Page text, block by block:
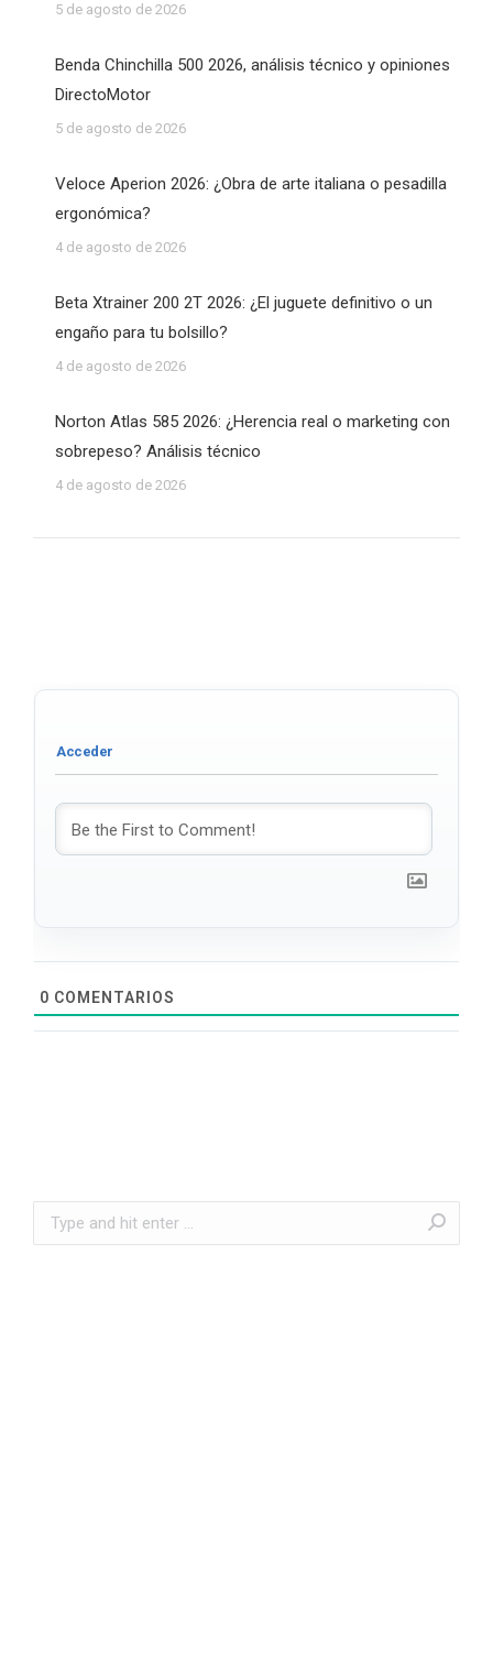
5 de agosto de 2026
Benda Chinchilla 500 2026, análisis técnico y opiniones
DirectoMotor
5 de agosto de 2026
Veloce Aperion 2026: ¿Obra de arte italiana o pesadilla
ergonómica?
4 de agosto de 2026
Beta Xtrainer 200 2T 2026: ¿El juguete definitivo o un
engaño para tu bolsillo?
4 de agosto de 2026
Norton Atlas 585 2026: ¿Herencia real o marketing con
sobrepeso? Análisis técnico
4 de agosto de 2026
0 COMENTARIOS
Search: